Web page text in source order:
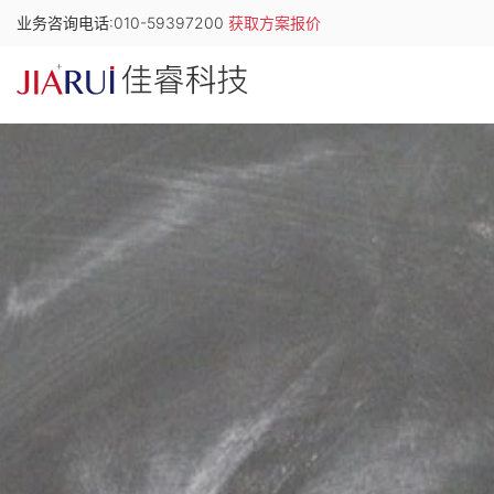
业务咨询电话:010-59397200 获取方案报价